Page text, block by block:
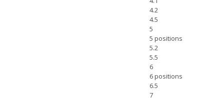
4.2
4.5
5
5 positions
5.2
5.5
6
6 positions
6.5
7